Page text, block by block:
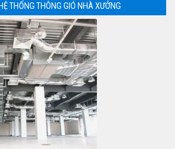
THỐNG THÔNG GIÓ NHÀ XƯỞNG